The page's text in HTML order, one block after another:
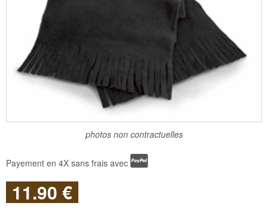
photos non contractuelles
Payement en 4X sans frais avec
11.90 €